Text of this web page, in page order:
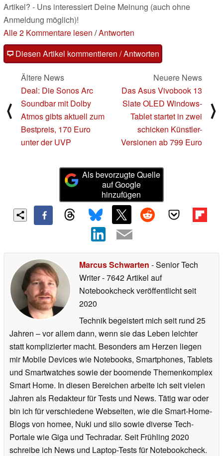
Artikel? - Uns interessiert Deine Meinung (auch ohne
Anmeldung möglich)!
Alle 2 Kommentare lesen /Antworten
Diesen Artikel kommentieren / Antworten
⟨
Ältere News
Deal: Die Sonos Arc
Soundbar mit Dolby
Atmos gibts aktuell zum
Bestpreis, 170 Euro
unter der UVP
Neuere News
Das Asus Vivobook 13
Slate OLED Windows-
Tablet startet in zwei
schicken Künstler-
Versionen ab 799 Euro
⟩
Als bevorzugte Quelle
auf Google
hinzufügen
Marcus Schwarten - Senior Tech
Writer- 7642 Artikel auf
Notebookcheck veröffentlichtseit
2020
Technik begeistert mich seit rund 25
Jahren – vor allem dann, wenn sie das Leben leichter
statt komplizierter macht. Besonders am Herzen liegen
mir Mobile Devices wie Notebooks, Smartphones, Tablets
und Smartwatches sowie der boomende Themenkomplex
Smart Home. In diesen Bereichen arbeite ich seit vielen
Jahren als Redakteur für Tests und News. Tätig war oder
bin ich für verschiedene Webseiten, wie die Smart-Home-
Blogs von homee, Nuki und siio sowie diverse Tech-
Portale wie Giga und Techradar. Seit Frühling 2020
schreibe ich News und Laptop-Tests für Notebookcheck.